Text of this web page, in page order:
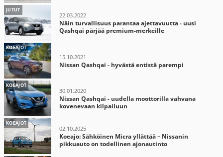
JUTUT
22.03.2022
Näin turvallisuus parantaa ajettavuutta - uusi
Qashqai pärjää premium-merkeille
KOEAJOT
15.10.2021
Nissan Qashqai - hyvästä entistä parempi
KOEAJOT
30.01.2020
Nissan Qashqai - uudella moottorilla vahvana
kovenevaan kilpailuun
KOEAJOT
02.10.2025
Koeajo: Sähköinen Micra yllättää – Nissanin
pikkuauto on todellinen ajonautinto